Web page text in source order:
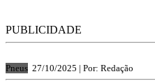
PUBLICIDADE
Pneus 27/10/2025 | Por: Redação